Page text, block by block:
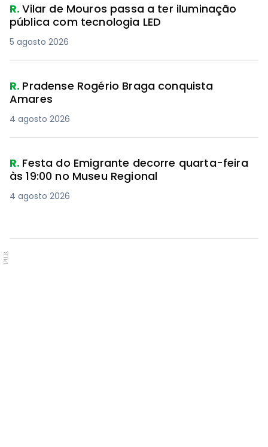
R.Vilar de Mouros passa a ter iluminação
pública com tecnologia LED
5 agosto 2026
R. Pradense Rogério Braga conquista
Amares
4 agosto 2026
R. Festa do Emigrante decorre quarta-feira
às 19:00 no Museu Regional
4 agosto 2026
PUB.